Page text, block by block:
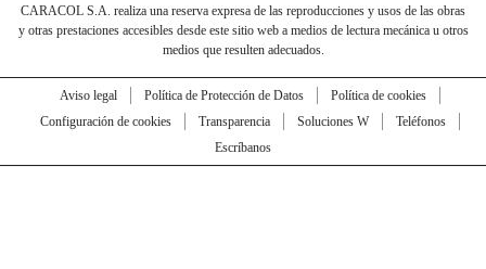
CARACOL S.A. realiza una reserva expresa de las reproducciones y usos de las obras
y otras prestaciones accesibles desde este sitio web a medios de lectura mecánica u otros
medios que resulten adecuados.
Aviso legal Política de Protección de Datos
Política de cookies
Configuración de cookies
Transparencia Soluciones W
Teléfonos
Escríbanos